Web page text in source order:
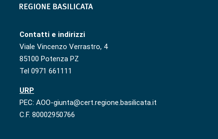
Contatti e indirizzi
Viale Vincenzo Verrastro, 4
85100 Potenza PZ
Tel 0971 661111
URP
PEC: AOO-giunta@cert.regione.basilicata.it
C.F. 80002950766